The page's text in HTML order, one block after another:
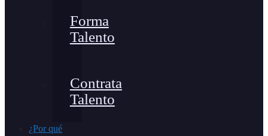
Forma
Talento
Contrata
Talento
¿Por qué